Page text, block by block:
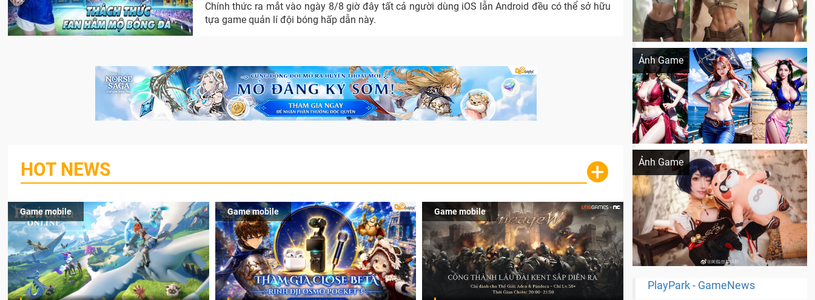
Chính thức ra mắt vào ngày 8/8 giờ đây tất cả người dùng iOS lẫn Android đều có thể sở hữu
tựa game quản lí đội bóng hấp dẫn này.
HOT NEWS +
Game mobile Game mobile Game mobile
Ảnh Game
Khi AI Cosplay gái đẹp One Piece
Ảnh Game
Cosplay Xiangling siêu cute
PlayPark - GameNews